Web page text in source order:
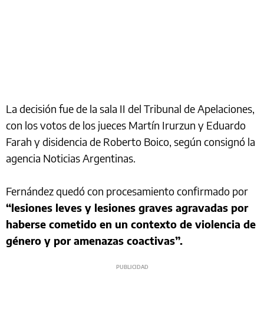
La decisión fue de la sala II del Tribunal de Apelaciones,
con los votos de los jueces Martín Irurzun y Eduardo
Farah y disidencia de Roberto Boico, según consignó la
agencia Noticias Argentinas.
Fernández quedó con procesamiento confirmado por
“lesiones leves y lesiones graves agravadas por
haberse cometido en un contexto de violencia de
género y por amenazas coactivas”.